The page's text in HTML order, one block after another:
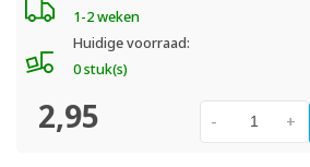
1-2 weken
Huidige voorraad:
0 stuk(s)
2,95 +
-